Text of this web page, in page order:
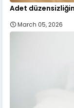
Adet
March 05, 2026